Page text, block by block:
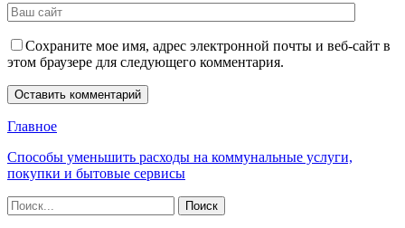
Сохраните мое имя, адрес электронной почты и веб-сайт в
этом браузере для следующего комментария.
Главное
Способы уменьшить расходы на коммунальные услуги,
покупки и бытовые сервисы